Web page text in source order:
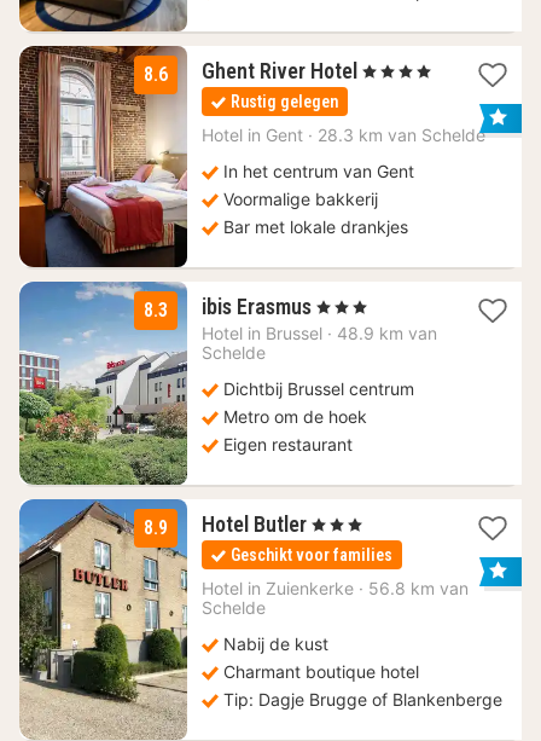
8.6 Ghent River Hotel 1
129
, 4 Sterren
Rustig gelegen
Hotel in Gent · 28.3 km van Schelde
In het centrum van Gent
Voormalige bakkerij
Bar met lokale drankjes
8.3 ibis Erasmus 1
nacht
€
, 3 Sterren
Hotel in Brussel · 48.9 km van
Schelde
Dichtbij Brussel centrum
Metro om de hoek
Eigen restaurant
8.9 Hotel Butler 3
nachten
vanaf
100
, 3 Sterren
Geschikt voor families
Hotel in Zuienkerke · 56.8 km van
Schelde
Nabij de kust
Charmant boutique hotel
Tip: Dagje Brugge of Blankenberge